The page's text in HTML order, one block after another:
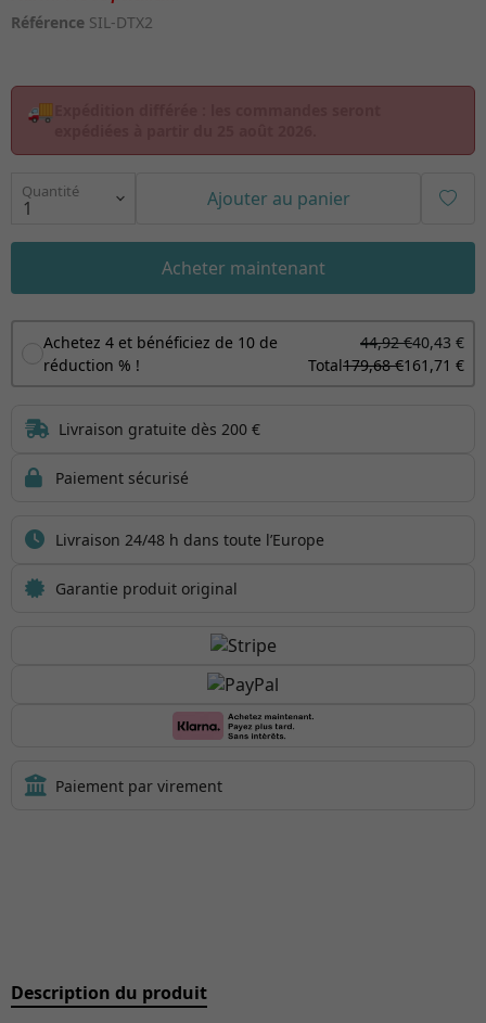
Référence SIL-DTX2
🚚
Quantité Ajouter au panier
Acheter maintenant
Achetez 4 et bénéficiez de 10 de
réduction % !
44,92 €40,43 €
Total179,68 €161,71 €
Description du produit